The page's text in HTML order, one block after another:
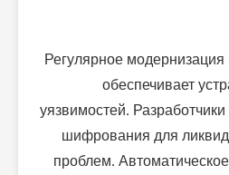
Регулярное модернизация
обеспечивает
уязвимостей.
шифрования для
проблем.